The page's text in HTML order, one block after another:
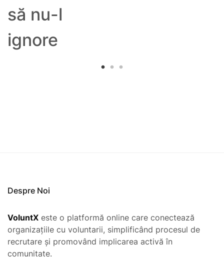
să nu-l
ignore
Despre Noi
VoluntX este o platformă online care conectează
organizațiile cu voluntarii, simplificând procesul de
recrutare și promovând implicarea activă în
comunitate.